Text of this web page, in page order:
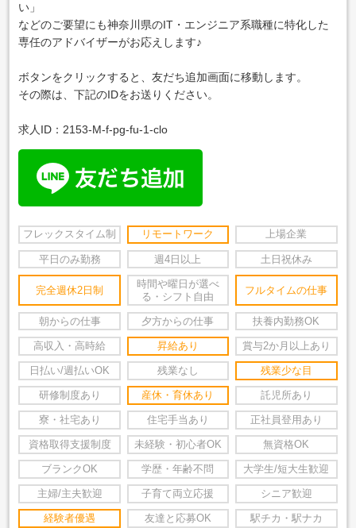
い」
などのご要望にも神奈川県のIT・エンジニア系職種に特化した
専任のアドバイザーがお応えします♪
ボタンをクリックすると、友だち追加画面に移動します。
その際は、下記のIDをお送りください。
求人ID：2153-M-f-pg-fu-1-clo
フレックスタイム制 リモートワーク 上場企業
平日のみ勤務 週4日以上 土日祝休み
完全週休2日制
時間や曜日が選べ
る・シフト自由
フルタイムの仕事
朝からの仕事 夕方からの仕事 扶養内勤務OK
高収入・高時給 昇給あり 賞与2か月以上あり
日払い/週払いOK 残業なし 残業少な目
研修制度あり 産休・育休あり 託児所あり
寮・社宅あり 住宅手当あり 正社員登用あり
資格取得支援制度 未経験・初心者OK 無資格OK
ブランクOK 学歴・年齢不問 大学生/短大生歓迎
主婦/主夫歓迎 子育て両立応援 シニア歓迎
経験者優遇 友達と応募OK 駅チカ・駅ナカ